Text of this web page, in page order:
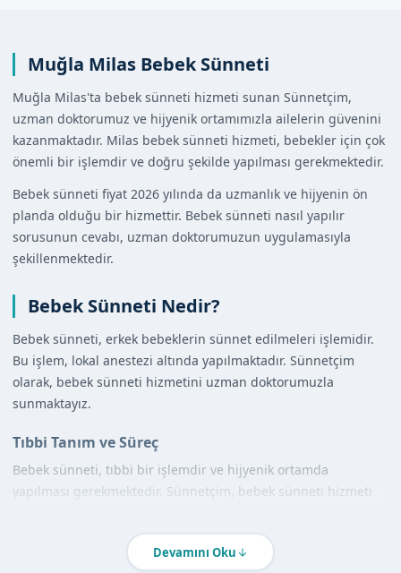
Muğla Milas Bebek Sünneti
Muğla Milas'ta bebek sünneti hizmeti sunan Sünnetçim,
uzman doktorumuz ve hijyenik ortamımızla ailelerin güvenini
kazanmaktadır. Milas bebek sünneti hizmeti, bebekler için çok
önemli bir işlemdir ve doğru şekilde yapılması gerekmektedir.
Bebek sünneti fiyat 2026 yılında da uzmanlık ve hijyenin ön
planda olduğu bir hizmettir. Bebek sünneti nasıl yapılır
sorusunun cevabı, uzman doktorumuzun uygulamasıyla
şekillenmektedir.
Bebek Sünneti Nedir?
Bebek sünneti, erkek bebeklerin sünnet edilmeleri işlemidir.
Bu işlem, lokal anestezi altında yapılmaktadır. Sünnetçim
olarak, bebek sünneti hizmetini uzman doktorumuzla
sunmaktayız.
Tıbbi Tanım ve Süreç
Bebek sünneti, tıbbi bir işlemdir ve hijyenik ortamda
yapılması gerekmektedir. Sünnetçim, bebek sünneti hizmeti
ortamın sağlanması ön planda tutulmaktadır.
Devamını Oku